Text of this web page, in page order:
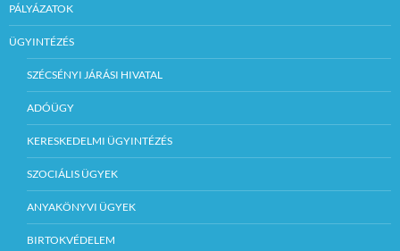
PÁLYÁZATOK
ÜGYINTÉZÉS
SZÉCSÉNYI JÁRÁSI HIVATAL
ADÓÜGY
KERESKEDELMI ÜGYINTÉZÉS
SZOCIÁLIS ÜGYEK
ANYAKÖNYVI ÜGYEK
BIRTOKVÉDELEM